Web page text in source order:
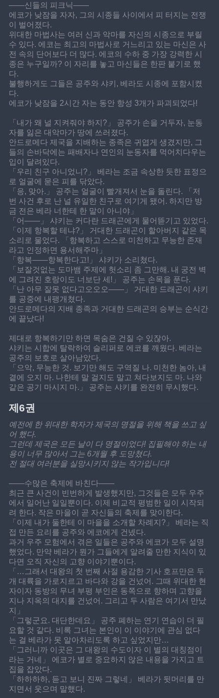
——신들의 피크닉——
에코가 낮잠을 자자, 그의 시종들 사이에서 피 터지는 전쟁
이 벌어졌다.
위대한 마법사는 여러 신과 악마를 자신의 시종으로 부릴
수 있다. 에코는 최고의 마법사로 거느리고 있는 마신은 사
전 속의 단어보다 더 많다. 에코의 수하 중 가장 강력한 시
종은 누구일까? 이 자리를 놓고 마신들은 한판 붙기로 했
다.
불행하게도 그들은 공주와 샤키, 베라도 시종에 포함시켰
다.
에코가 낮잠을 2시간 자는 동안 항성 3개가 파괴되었다!
「내가 왜 널 지켜줘야 하지?」 공주가 손을 거두자, 눈동
자를 잃은 대악마가 땅에 쓰러졌다.
안드로메다 제국을 지배하는 종족은 귀엽게 생겼지만, 그
들의 손바닥에는 패배자나 연인의 눈동자를 먹어치다우는
입이 달려있다.
「우리 친구 아니었니?」 베라는 조금 속상한 듯한 표정으
로 얼굴에 묻은 피를 닦았다.
「응, 맞아.」 공주는 얼굴이 빨개져서 눈을 돌린다. 「저
번 사건 후로 난 널 유일한 친구로 여기게 됐어. 하지만 방
금 전은 베라 너한테 한 말이 아니야」
「어——」 샤키는 커다란 드래곤에게 물어뜯기고 있었다.
「이제 항복할 테냐?」 거대한 드래곤이 할아버지 같은 목
소리로 물었다. 「항복하고 스스로 미천하고 무능한 존재
라고 인정하면 용서해주마」
「항복——항복한다고!」 샤키가 소리쳤다.
「보잘것없는 도마뱀 주제에 헛소리 좀 그만해. 내 궁전 벽
에 그려진 호랑이도 너보단 세!」 공주는 손목을 푼다.
「난 아무 잘못 없다고오오오——」 거대한 드래곤이 샤키
를 공중에 내팽개쳤다.
안드로메다의 지배 종족과 거대한 드래곤의 승부는 순식간
에 끝났다!
제대로 항복하기만 하면 목숨은 건질 수 있잖아.
샤키는 시합에 탈락하여 슬리퍼로 에코를 깨웠다. 베라는
공주의 보호로 살아남았다.
「으악, 무능한 것. 보기만 해도 구역질 나. 미천한 놈아, 내
곁에 오지 마. 나한테 말 걸지도 말고 쳐다보지도 마. 나와
같은 공기 마시지 마.」 공주는 샤키를 완전히 무시했다.
제6권
예전에 한 위대한 학자가 제국의 명절을 위해 책을 쓰고 싶
어 했다.
그런데 제국은 모든 날이 다 명절이었다! 집필해야 하는 내
용이 너무 많아서 그는 6개월 후 도망쳤다.
전 절대 여러분을 실망시키지 않는 작가입니다!
――수많은 축제에 바친다――
최근 큰 사건이 빈번하게 발생했지만, 그것들은 모두 우주
에서 일어난 일일뿐이다. 이제 비교적 평범한 일이 시작되
려 한다. 작은 마을이 곧 자신들의 축제를 맞이한다.
「이제 내가 둘한테 이 마을을 소개할 차례지?」 베라는 직
접 만든 요리를 공주와 에코에게 건넸다.
과거 우주 모험에서 겪은 일들은 공주와 에코가 모두 설명
했었다. 만약 베라가 뭔가 그들에게 알려줄 만한 지식이 있
다면 오직 자신의 고향 이야기뿐이다.
「…그래서 대왕의 첫 번째 사절 용감한 기사 호프만은 두
개 대륙을 가로지르고 바다와 강을 건넜어. 그때 위대한 현
자이자 동방의 무녀 부평 부인은 동쪽으로 향하며 고향을
지나 지옥의 대지를 건넜어. 그리고 두 사람은 여기서 만났
지」
「그렇군요. 대단한데요」 공주 폐하는 연기 연습이 더 필
요할 것 같다. 비록 그녀는 본인이 이 이야기에 관심 없다
는 걸 베라가 못 알아차리도록 하고 싶었지만…
「그러니까 이곳은 그 대왕의 수도이자 이 별의 대칭점이
라는 거네」 에코가 별로 중요하지 않은 내용을 가지고 트
집을 잡았다.
「하하하하, 듣고 보니 진짜 그렇네」 베라가 뒷머리를 만
지면서 웃으며 말했다.